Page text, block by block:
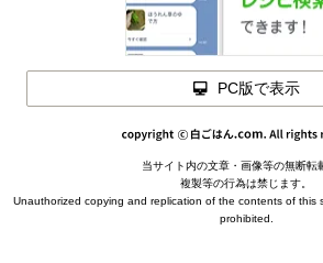
PC版で表示
当サイト内の文章・画像等の無断転
複製等の行為は禁じます。
Unauthorized copying and replication of the contents of this
prohibited.